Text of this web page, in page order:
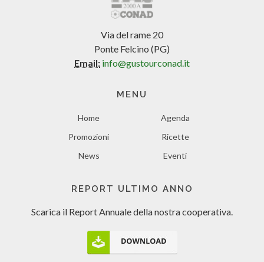
Via del rame 20
Ponte Felcino (PG)
Email: info@gustourconad.it
MENU
Home
Agenda
Promozioni
Ricette
News
Eventi
REPORT ULTIMO ANNO
Scarica il Report Annualedella nostra cooperativa.